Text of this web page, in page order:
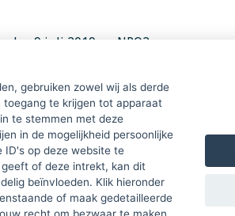
9 juli 2019 op NPO2 om
gebruiken zowel wij als derde
toegang te krijgen tot apparaat
te stemmen met deze
in de mogelijkheid persoonlijke
ID's op deze website te
of deze intrekt, kan dit
beïnvloeden. Klik hieronder
of maak gedetailleerde